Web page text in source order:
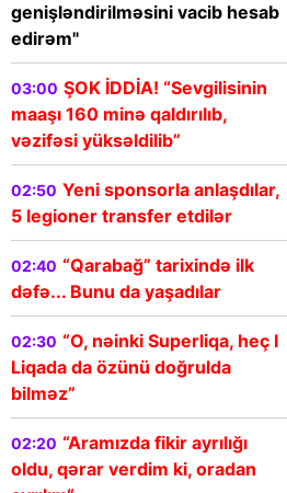
genişləndirilməsini vacib hesab
edirəm"
03:00 ŞOK İDDİA! “Sevgilisinin
maaşı 160 minə qaldırılıb,
vəzifəsi yüksəldilib”
02:50 Yeni sponsorla anlaşdılar,
5 legioner transfer etdilər
02:40 “Qarabağ” tarixində ilk
dəfə... Bunu da yaşadılar
02:30 “O, nəinki Superliqa, heç I
Liqada da özünü doğrulda
bilməz”
02:20 “Aramızda fikir ayrılığı
oldu, qərar verdim ki, oradan